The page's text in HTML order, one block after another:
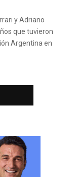
y Adriano
que tuvieron
Argentina en